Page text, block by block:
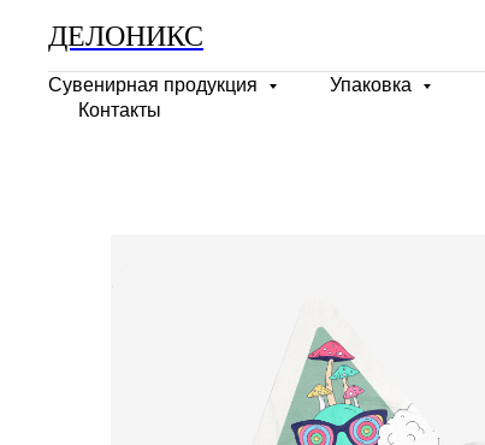
ДЕЛОНИКС
Сувенирная продукция Упаковка
Контакты